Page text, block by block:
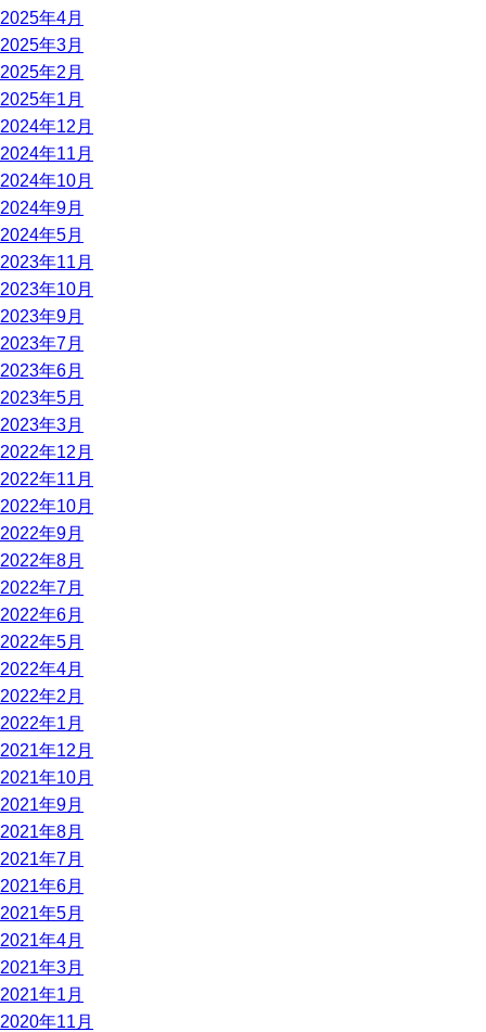
2025年4月
2025年3月
2025年2月
2025年1月
2024年12月
2024年11月
2024年10月
2024年9月
2024年5月
2023年11月
2023年10月
2023年9月
2023年7月
2023年6月
2023年5月
2023年3月
2022年12月
2022年11月
2022年10月
2022年9月
2022年8月
2022年7月
2022年6月
2022年5月
2022年4月
2022年2月
2022年1月
2021年12月
2021年10月
2021年9月
2021年8月
2021年7月
2021年6月
2021年5月
2021年4月
2021年3月
2021年1月
2020年11月